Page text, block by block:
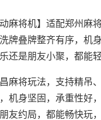
麻将机】适配郑州
牌叠牌整齐有序，机
还是朋友小聚，都能
麻将玩法，支持精吊
机身坚固，承重性好
友约局，都能畅快玩